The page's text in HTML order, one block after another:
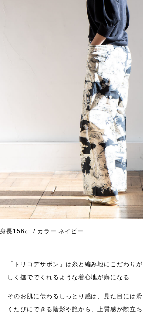
身長156㎝ / カラー ネイビー
「トリコデサボン」は糸と編み地にこだわり
しく撫ででくれるような着心地が癖になる…
そのお肌に伝わるしっとり感は、見た目には
くたびにできる陰影や艶から、上質感が際立ち